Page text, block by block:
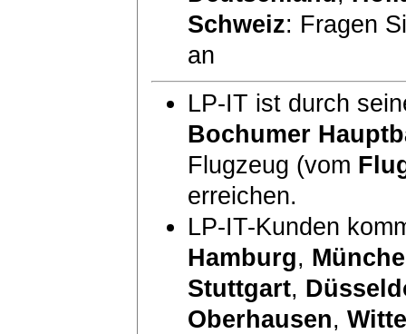
Schweiz: Fragen
an
LP-IT ist durch
Bochumer
Flugzeug (vom
erreichen.
LP-IT-Kunden
Hamburg,
Stuttgart,
Oberhausen,